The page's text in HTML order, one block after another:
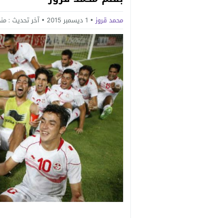
محمد قروز 1 ديسمبر 2015 آخر تحديث : منذ